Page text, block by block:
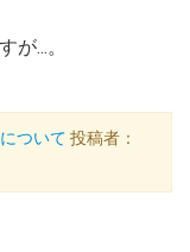
...。
ついて 投稿者：